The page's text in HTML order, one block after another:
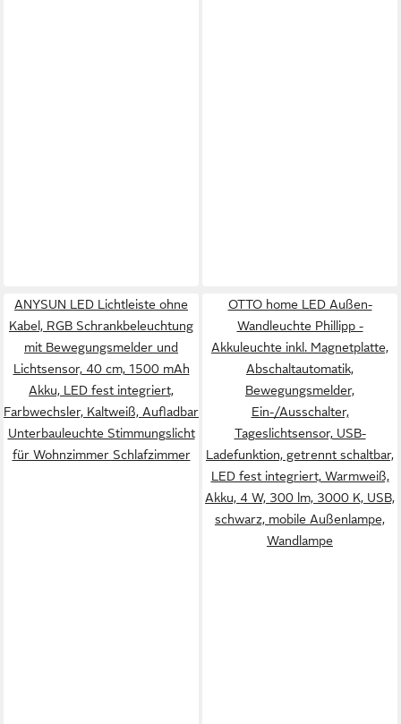
ANYSUN LED Lichtleiste ohne
Kabel, RGB Schrankbeleuchtung
mit Bewegungsmelder und
Lichtsensor, 40 cm, 1500 mAh
Akku, LED fest integriert,
Farbwechsler, Kaltweiß, Aufladbar
Unterbauleuchte Stimmungslicht
für Wohnzimmer Schlafzimmer
OTTO home LED Außen-
Wandleuchte Phillipp -
Akkuleuchte inkl. Magnetplatte,
Abschaltautomatik,
Bewegungsmelder,
Ein-/Ausschalter,
Tageslichtsensor, USB-
Ladefunktion, getrennt schaltbar,
LED fest integriert, Warmweiß,
Akku, 4 W, 300 lm, 3000 K, USB,
schwarz, mobile Außenlampe,
Wandlampe